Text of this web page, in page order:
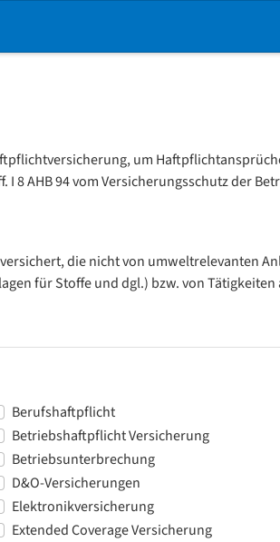
um
8 AHB 94 vom Versicherungsschutz der
die nicht von umweltrelevanten
für Stoffe und dgl.) bzw. von Tätigkeiten
Berufshaftpflicht
Betriebshaftpflicht Versicherung
Betriebsunterbrechung
D&O-Versicherungen
Elektronikversicherung
Extended Coverage Versicherung